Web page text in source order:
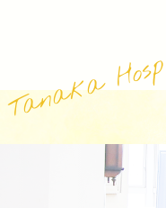
Tanaka